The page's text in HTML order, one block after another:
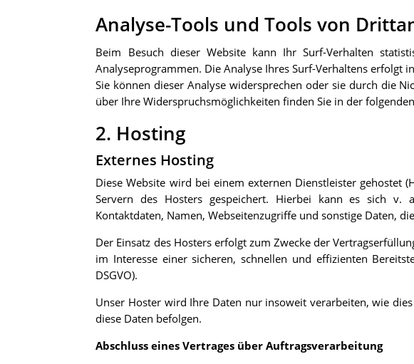
Analyse-Tools und Tools von
Beim Besuch dieser Website kann Ihr Surf-Verhalten
Analyseprogrammen. Die Analyse Ihres Surf-Verhaltens erfolgt
Sie können dieser Analyse widersprechen oder sie durch die
über Ihre Widerspruchsmöglichkeiten finden Sie in der
2. Hosting
Externes Hosting
Diese Website wird bei einem externen Dienstleister gehostet
Servern des Hosters gespeichert. Hierbei kann es sich v.
Kontaktdaten, Namen, Webseitenzugriffe und sonstige Daten,
Der Einsatz des Hosters erfolgt zum Zwecke der
im Interesse einer sicheren, schnellen und effizienten
DSGVO).
Unser Hoster wird Ihre Daten nur insoweit verarbeiten, wie
diese Daten befolgen.
Abschluss eines Vertrages über Auftragsverarbeitung